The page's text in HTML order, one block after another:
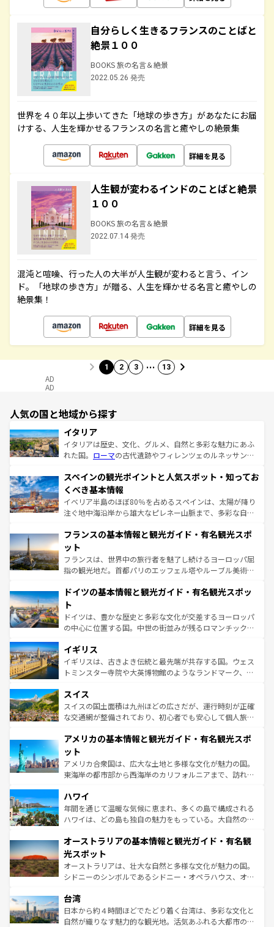
自分らしく生きるフランスのことばと
絶景１００
BOOKS 旅の名言＆絶景
2022.05.26 発売
世界を４０年以上歩いてきた「地球の歩き方」があなたにお届
けする、人生を輝かせるフランスの名言と癒やしの絶景集
詳細を見る
人生観が変わるインドのことばと絶景
１００
BOOKS 旅の名言＆絶景
2022.07.14 発売
混沌と喧噪、行った人の大半が人生観が変わると言う、イン
ド。「地球の歩き方」が贈る、人生を輝かせる名言と癒やしの
絶景集！
詳細を見る
1 2 3 … 13
AD
AD
人気の国と地域から探す
イタリア
イタリアは歴史、文化、グルメ、自然と多彩な魅力にあふ
れた国。 ローマの古代遺跡やフィレンツェのルネッサンス
ろん、トスカーナの美しい田園風景やアマルフィ海岸の絶
景など、自然景観も見逃せない。観光の合間には、本場の
ピザやパスタなど、絶品のイタリア料理を堪能することも
できる。朝目覚めてから夜眠るまで、すべての瞬間を楽し
なお、新着のイタリア情報はコンテンツ一覧を参照してほ
しい。
スペインの観光ポイントと人気スポット・知ってお
くべき基本情報
イベリア半島のほぼ80％を占めるスペインは、太陽が降り
注ぐ地中海沿岸から雄大なピレネー山脈まで、多彩な自然
文化が根付くこの国では、情熱的なフラメンコ、熱気あふ
れる闘牛、そして美味しいタパスが生活の一部となってい
る。首都マドリードの洗練された雰囲気や、バルセロナの
アートに溢れた街角から、地方では古代ローマ遺跡や中世
せる。地方によって風土や気候が異なるスペインはその個
ンテンツ一覧 を参照してほしい。
フランスの基本情報と観光ガイド・有名観光スポ
ット
フランスは、世界中の旅行者を魅了し続けるヨーロッパ屈
指の観光地だ。首都パリのエッフェル塔やルーブル美術館
で、幅広い魅力が詰まっている。華麗な宮殿、歴史的な大
聖堂、美しいビーチ、そして豊かな自然が、訪れる者を心
から魅了する。また、フランスは美食の国としても知ら
れ、フランス料理はユネスコ無形文化遺産にも登録されて
香り高いラベンダー畑など、多彩な楽しみ方が可能だ。さ
らに、パリ以外の地域にも魅力が溢れており、どの街角に
も豊かな歴史と文化が息づいている。パリ以外の個性あふ
を参照してほしい。
ドイツの基本情報と観光ガイド・有名観光スポッ
ト
ドイツは、豊かな歴史と多彩な文化が交差するヨーロッパ
の中心に位置する国。中世の街並みが残るロマンチック街
顔を持つこの国は、どこを歩いても飽きることがない。ベ
ルリンの文化的活気、バイエルン州のアルプスの絶景、そ
してライン川沿いのワイン畑といった風景は必見。ビール
は、お酒好きな人にはぜひ体験してほしい。 なお、新着の
ドイツ情報はコンテンツ一覧を参照してほしい。
イギリス
イギリスは、古きよき伝統と最先端が共存する国。ウェス
トミンスター寺院や大英博物館のようなランドマーク、歴
リアごとに異なる魅力がある。また、優雅なアフタヌーン
ティー、ビール好きにはたまらない英国パブ、サッカー観
戦など、本場だからこそできる体験も豊富。イギリスを旅
ンツ一覧を参照してほしい。
スイス
スイスの国土面積は九州ほどの広さだが、運行時刻が正確
な交通網が整備されており、初心者でも安心して個人旅行
の建物がそのまま残る町や、スイスならではのユニークな
博物館もあり、アルプス観光だけでなく町歩きも満喫する
ことができる。国民の所得が高いため物価も高いが、旅行
者向けの交通パス提供のサービスもあり、うまく活用すれ
着のスイス情報は
アメリカの基本情報と観光ガイド・有名観光スポ
ット
アメリカ合衆国は、広大な土地と多様な文化が魅力の国。
東海岸の都市部から西海岸のカリフォルニアまで、訪れる
のような巨大都市は、観光、ショッピング、エンターテイ
ンメントが詰まった刺激的なスポットだ。一方、アメリカ
西部には大自然が広がり、グランドキャニオンやイエロー
部のニューオーリンズでは、音楽と美食が融合した独特の
文化が魅力。旅行者はアメリカの各地域で異なる魅力を楽
しみながら、その多様性と豊かな歴史を感じることができ
るだろう。車でのロードトリップや列車の旅も、アメリカ
情報は
ハワイ
年間を通じて温暖な気候に恵まれ、多くの島で構成される
ハワイは、どの島も独自の魅力をもっている。大自然の神
ワイ島は見逃せない。また、定番の観光地といえばオアフ
島だが、静かな自然を求めるならマウイ島やカウアイ島が
おすすめ。エメラルドグリーンに輝く海をはじめ、豊かな
文化や歴史が息づいている。「アロハスピリット」と呼ば
人々、おいしいローカルフードやハワイアンミュージッ
ク、伝統的なフラダンスなど、すべてがハワイの魅力を彩
っている。訪れるたびに新しい発見と感動が待っているハ
オーストラリアの基本情報と観光ガイド・有名観
光スポット
オーストラリアは、壮大な自然と多様な文化が魅力の国。
シドニーのシンボルであるシドニー・オペラハウス、オー
リアリーフや大陸中央部にそびえるウルル（エアーズロッ
ク）、タスマニアの美しい原生林やケアンズの熱帯雨林な
ど、見どころがたくさん。また、カフェやワイン、オージ
台湾
日本から約４時間ほどでたどり着く台湾は、多彩な文化と
自然が織りなす魅力的な観光地。活気あふれる大都市の台